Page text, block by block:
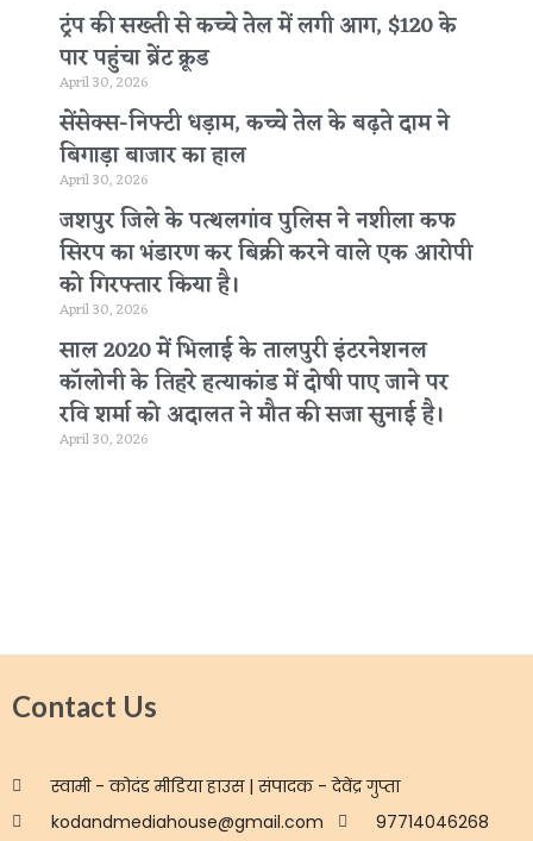
ट्रंप की सख्ती से कच्चे तेल में लगी आग, $120 के
पार पहुंचा ब्रेंट क्रूड
April 30, 2026
सेंसेक्स-निफ्टी धड़ाम, कच्चे तेल के बढ़ते दाम ने
बिगाड़ा बाजार का हाल
April 30, 2026
जशपुर जिले के पत्थलगांव पुलिस ने नशीला कफ
सिरप का भंडारण कर बिक्री करने वाले एक आरोपी
को गिरफ्तार किया है।
April 30, 2026
साल 2020 में भिलाई के तालपुरी इंटरनेशनल
कॉलोनी के तिहरे हत्याकांड में दोषी पाए जाने पर
रवि शर्मा को अदालत ने मौत की सजा सुनाई है।
April 30, 2026
Contact Us
स्वामी - कोदंड मीडिया हाउस | संपादक - देवेंद्र गुप्ता
kodandmediahouse@gmail.com
97714046268